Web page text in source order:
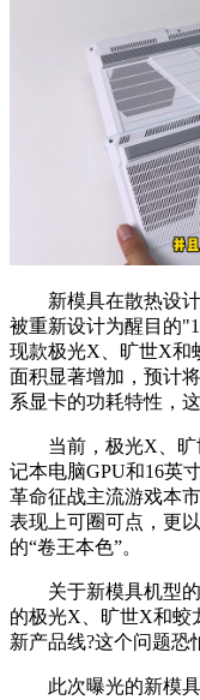
新模具在散热设计
被重新设计为醒目的
现款极光X、旷世X和
面积显著增加，预计
系显卡的功耗特性，
当前，极光X、旷
记本电脑GPU和16英
革命征战主流游戏本
表现上可圈可点，更
的“卷王本色”。
关于新模具机型的
的极光X、旷世X和蛟
新产品线?这个问题恐
此次曝光的新模具